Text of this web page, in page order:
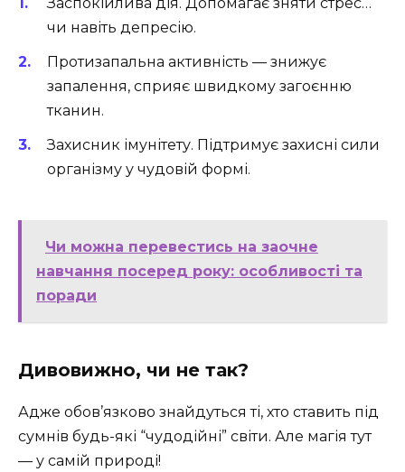
чи навіть депресію.
Протизапальна активність — знижує
запалення, сприяє швидкому загоєнню
тканин.
Захисник імунітету. Підтримує захисні сили
організму у чудовій формі.
Чи можна перевестись на заочне
навчання посеред року: особливості та
поради
Дивовижно, чи не так?
Адже обов’язково знайдуться ті, хто ставить під
сумнів будь-які “чудодійні” світи. Але магія тут
— у самій природі!